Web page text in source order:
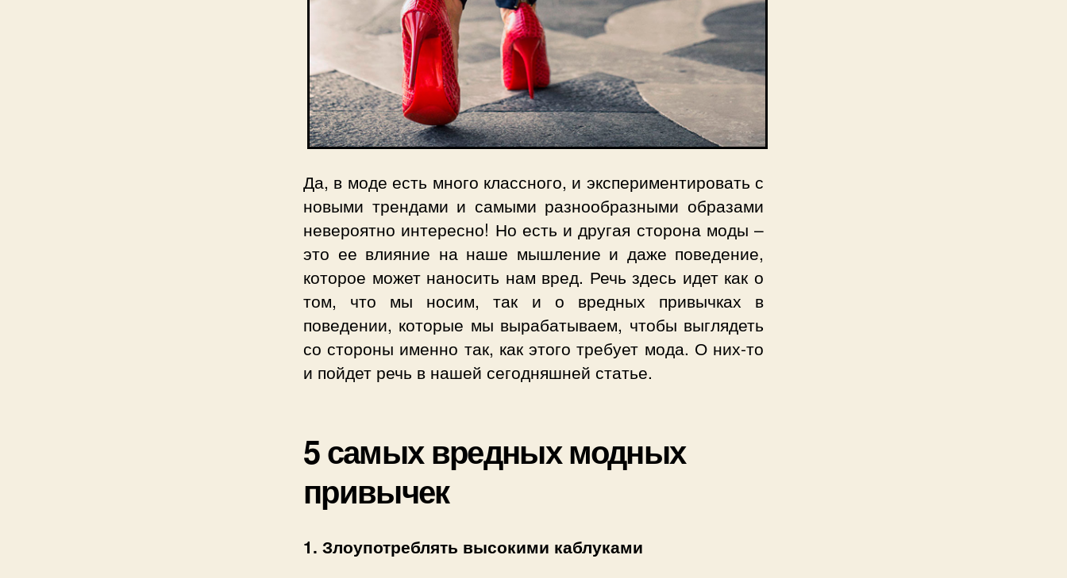
Да, в моде есть много классного, и экспериментировать с
новыми трендами и самыми разнообразными образами
невероятно интересно! Но есть и другая сторона моды –
это ее влияние на наше мышление и даже поведение,
которое может наносить нам вред. Речь здесь идет как о
том, что мы носим, так и о вредных привычках в
поведении, которые мы вырабатываем, чтобы выглядеть
со стороны именно так, как этого требует мода. О них-то
и пойдет речь в нашей сегодняшней статье.
5 самых вредных модных
привычек
1. Злоупотреблять высокими каблуками